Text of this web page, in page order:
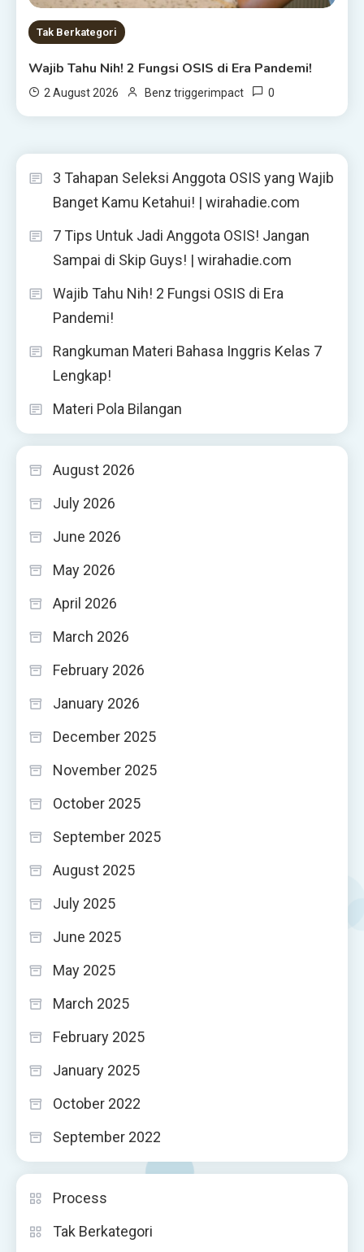
Tak Berkategori
Wajib Tahu Nih! 2 Fungsi OSIS di Era Pandemi!
2 August 2026 Benz triggerimpact 0
3 Tahapan Seleksi Anggota OSIS yang Wajib
Banget Kamu Ketahui! | wirahadie.com
7 Tips Untuk Jadi Anggota OSIS! Jangan
Sampai di Skip Guys! | wirahadie.com
Wajib Tahu Nih! 2 Fungsi OSIS di Era
Pandemi!
Rangkuman Materi Bahasa Inggris Kelas 7
Lengkap!
Materi Pola Bilangan
August 2026
July 2026
June 2026
May 2026
April 2026
March 2026
February 2026
January 2026
December 2025
November 2025
October 2025
September 2025
August 2025
July 2025
June 2025
May 2025
March 2025
February 2025
January 2025
October 2022
September 2022
Process
Tak Berkategori